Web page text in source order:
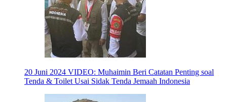
20 Juni 2024 VIDEO: Muhaimin Beri Catatan Penting soal
Tenda & Toilet Usai Sidak Tenda Jemaah Indonesia